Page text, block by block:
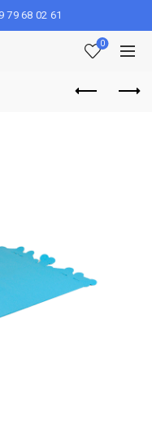
79 68 02 61
0